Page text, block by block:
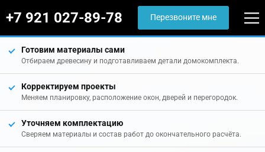
+7 921 027-89-78 Перезвоните мне
Готовим материалы сами
Отбираем древесину и подготавливаем детали домокомплекта.
Корректируем проекты
Меняем планировку, расположение окон, дверей и перегородок.
Уточняем комплектацию
Сверяем материалы и состав работ до окончательного расчёта.